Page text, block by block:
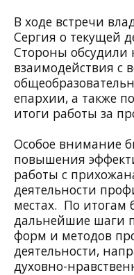
В ходе встречи
Сергия о текущей
Стороны
взаимодействия с
епархии, а также
итоги работы за
Особое внимание
повышения
работы с
деятельности
местах. По
дальнейшие шаги
форм и методов
деятельности,
духовно-